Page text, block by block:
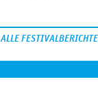
ALLE FESTIVALBERICHTE